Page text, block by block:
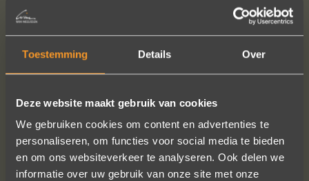
Toestemming Details Over
Deze website maakt gebruik van cookies
We gebruiken cookies om content en advertenties te
personaliseren, om functies voor social media te bieden
en om ons websiteverkeer te analyseren. Ook delen we
informatie over uw gebruik van onze site met onze
VOLG ONS OP SOCIALE MEDIA